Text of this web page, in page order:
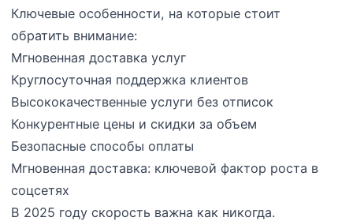
Ключевые особенности, на которые стоит
обратить внимание:
Мгновенная доставка услуг
Круглосуточная поддержка клиентов
Высококачественные услуги без отписок
Конкурентные цены и скидки за объем
Безопасные способы оплаты
Мгновенная доставка: ключевой фактор роста в
соцсетях
В 2025 году скорость важна как никогда.